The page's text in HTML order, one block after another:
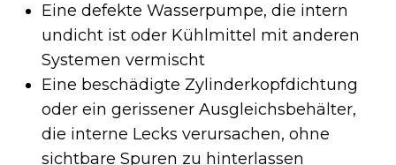
Eine defekte Wasserpumpe, die intern
undicht ist oder Kühlmittel mit anderen
Systemen vermischt
Eine beschädigte Zylinderkopfdichtung
oder ein gerissener Ausgleichsbehälter,
die interne Lecks verursachen, ohne
sichtbare Spuren zu hinterlassen